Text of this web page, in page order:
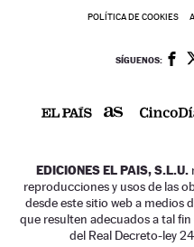
POLÍTICA DE COOKIES
SÍGUENOS:
EDICIONES EL PAIS, S.L.U.
reproducciones y usos de las
desde este sitio web a medios
que resulten adecuados a tal
del Real Decreto-ley